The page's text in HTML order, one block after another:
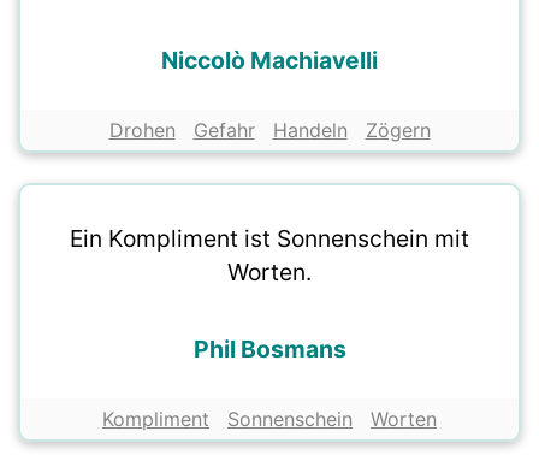
Niccolò Machiavelli
Drohen Gefahr Handeln Zögern
Ein Kompliment ist Sonnenschein mit
Worten.
Phil Bosmans
Kompliment Sonnenschein Worten